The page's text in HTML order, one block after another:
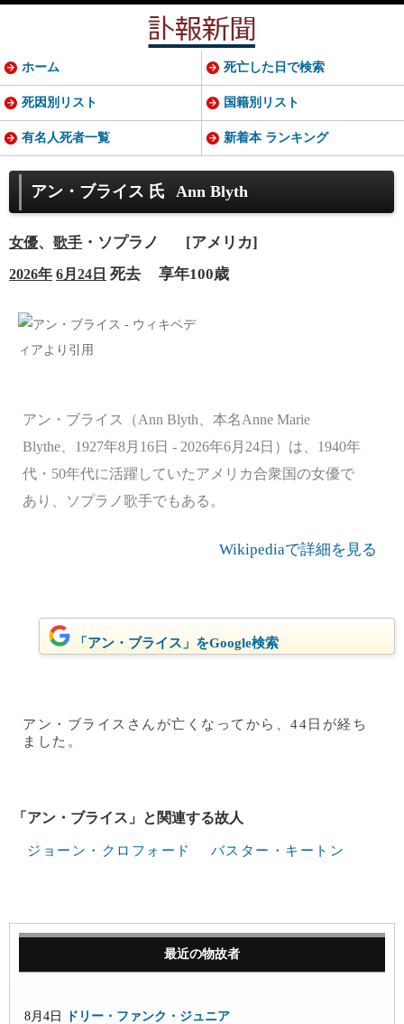
アン・ブライス 氏 Ann Blyth
女優、 歌手 ・ソプラノ [アメリカ]
2026年 6月24日 死去 享年100歳
アン・ブライス（Ann Blyth、本名Anne Marie
Blythe、1927年8月16日 - 2026年6月24日）は、1940年
代・50年代に活躍していたアメリカ合衆国の女優で
あり、ソプラノ歌手でもある。
Wikipediaで詳細を見る
「アン・ブライス」をGoogle検索
アン・ブライスさんが亡くなってから、44日が経ち
ました。
「アン・ブライス」と関連する故人
ジョーン・クロフォード バスター・キートン
ホーム 死亡した日で検索
死因別リスト 国籍別リスト
有名人死者一覧 新着本 ランキング
最近の物故者
8月4日
ドリー・ファンク・ジュニア